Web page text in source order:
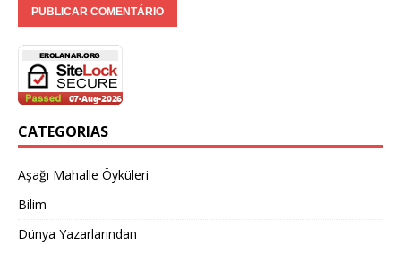
CATEGORIAS
Aşağı Mahalle Öyküleri
Bilim
Dünya Yazarlarından